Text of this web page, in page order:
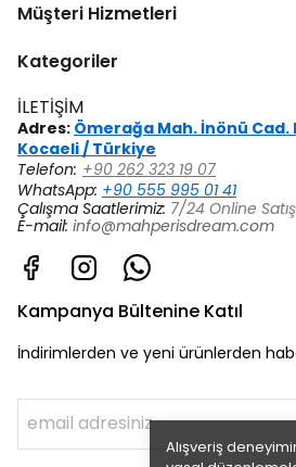
Alışveriş
Müşteri Hizmetleri
Kategoriler
İLETİŞİM
Adres: Ömerağa Mah. İnönü Cad.
Kocaeli / Türkiye
Telefon: +90 262 323 19 07
WhatsApp: +90 555 995 01 41
Çalışma Saatlerimiz: 7/24 Online Satış
E-mail: info@mahperisdream.com
Kampanya Bültenine Katıl
İndirimlerden ve yeni ürünlerden